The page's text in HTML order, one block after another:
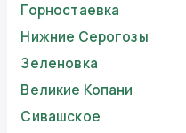
Горностаевка
Нижние Серогозы
Зеленовка
Великие Копани
Сивашское